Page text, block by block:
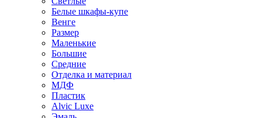
Белые шкафы-купе
Венге
Размер
Маленькие
Большие
Средние
Отделка и материал
МДФ
Пластик
Alvic Luxe